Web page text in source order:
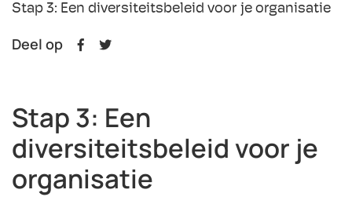
Stap 3: Een diversiteitsbeleid voor je organisatie
Deel op
Stap 3: Een
diversiteitsbeleid voor je
organisatie